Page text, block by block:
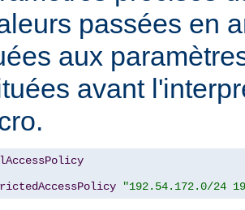
passées en
aux
avant
"192.54.172.0/24